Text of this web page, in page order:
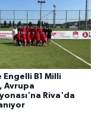
Engelli B1 Milli
Avrupa
Riva'da